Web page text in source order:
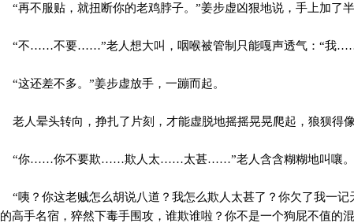
“再不服贴，就扭断你的老鸡脖子。”姜步虚凶狠地说，手上加了半
“不……不要……”老人想大叫，咽喉被管制只能嘎声透气：“我
“这还差不多。”姜步虚放手，一蹦而起。
老人晕头转向，挣扎了片刻，才能虚脱地摇摇晃晃爬起，狼狈得像
“你……你不要欺……欺人太……太甚……”老人含含糊糊地叫嚷。
“咦？你这老贼怎么胡说八道？我怎么欺人太甚了？你欠了我一
的高手名宿，猝然下毒手围攻，谁欺谁啦？你不是一个狗屁不值的